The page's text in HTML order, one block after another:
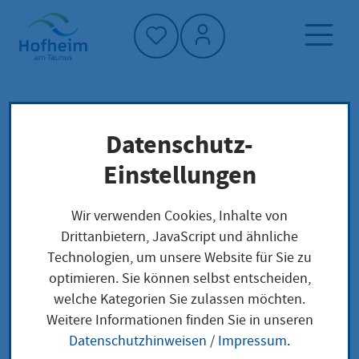
Startseite"
Dienstleistung-Finder
Verwaltungsstruktur
Regierungspräsidium Darmstadt - Dezernat IV /
Wi 43.1 - Immissionsschutz (Metall,
Strahlenschutz)
Regierungspräsidium
Darmstadt - Dezernat
Datenschutz-
Einstellungen
Wir verwenden Cookies, Inhalte von
Drittanbietern, JavaScript und ähnliche
Technologien, um unsere Website für Sie zu
optimieren. Sie können selbst entscheiden,
welche Kategorien Sie zulassen möchten.
Weitere Informationen finden Sie in unseren
Datenschutzhinweisen / Impressum.